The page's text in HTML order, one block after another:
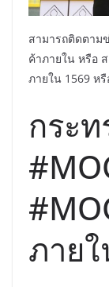
สามารถติดตาม
ค้าภายใน หรือ
ภายใน 1569 ห
กระ
ภาย